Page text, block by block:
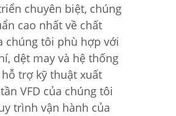
chuyên biệt, chúng
cao nhất về chất
chúng tôi phù hợp với
dệt may và hệ thống
trợ kỹ thuật xuất
VFD của chúng tôi
trình vận hành của